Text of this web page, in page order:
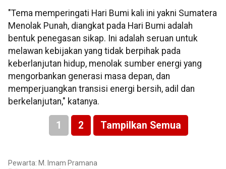
"Tema memperingati Hari Bumi kali ini yakni Sumatera
Menolak Punah, diangkat pada Hari Bumi adalah
bentuk penegasan sikap. Ini adalah seruan untuk
melawan kebijakan yang tidak berpihak pada
keberlanjutan hidup, menolak sumber energi yang
mengorbankan generasi masa depan, dan
memperjuangkan transisi energi bersih, adil dan
berkelanjutan," katanya.
1 2 Tampilkan Semua
Pewarta: M. Imam Pramana